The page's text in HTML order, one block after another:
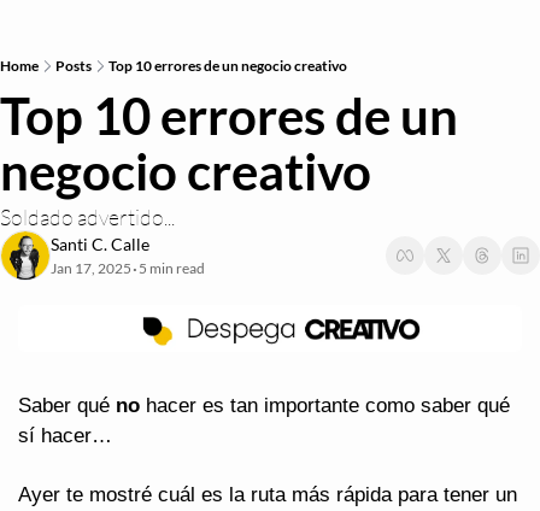
Home Posts Top 10 errores de un negocio creativo
Top 10 errores de un
negocio creativo
Soldado advertido...
Santi C. Calle
Jan 17, 2025 • 5 min read
Saber qué no hacer es tan importante como saber qué
sí hacer…
Ayer te mostré cuál es la ruta más rápida para tener un